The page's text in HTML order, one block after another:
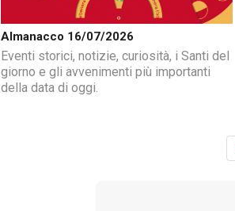
Almanacco 16/07/2026
Eventi storici, notizie, curiosità, i Santi del
giorno e gli avvenimenti più importanti
della data di oggi.